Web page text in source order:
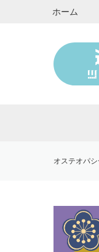
ホーム
オステオパ